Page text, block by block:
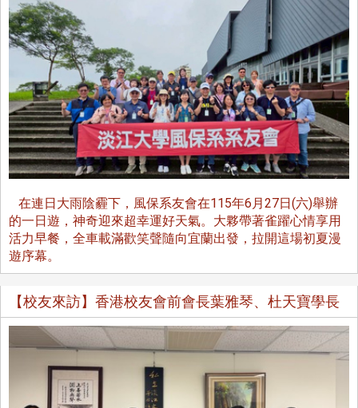
在連日大雨陰霾下，風保系友會在115年6月27日(六)舉辦
的一日遊，神奇迎來超幸運好天氣。大夥帶著雀躍心情享用
活力早餐，全車載滿歡笑聲隨向宜蘭出發，拉開這場初夏漫
遊序幕。
【校友來訪】香港校友會前會長葉雅琴、杜天寶學長